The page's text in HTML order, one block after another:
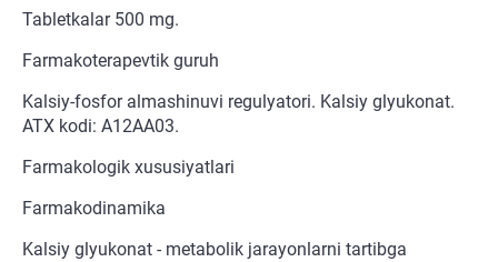
Tabletkalar 500 mg.
Farmakoterapevtik guruh
Kalsiy-fosfor almashinuvi regulyatori. Kalsiy glyukonat.
ATX kodi: A12AA03.
Farmakologik xususiyatlari
Farmakodinamika
Kalsiy glyukonat - metabolik jarayonlarni tartibga